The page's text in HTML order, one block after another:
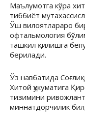
Маълумотга кўра
тиббиёт
Ўш вилоятлараро
офтальмология
ташкил қилишга
берилади.
Ўз навбатида
Хитой ҳукуматига
тизимини
миннатдорчилик